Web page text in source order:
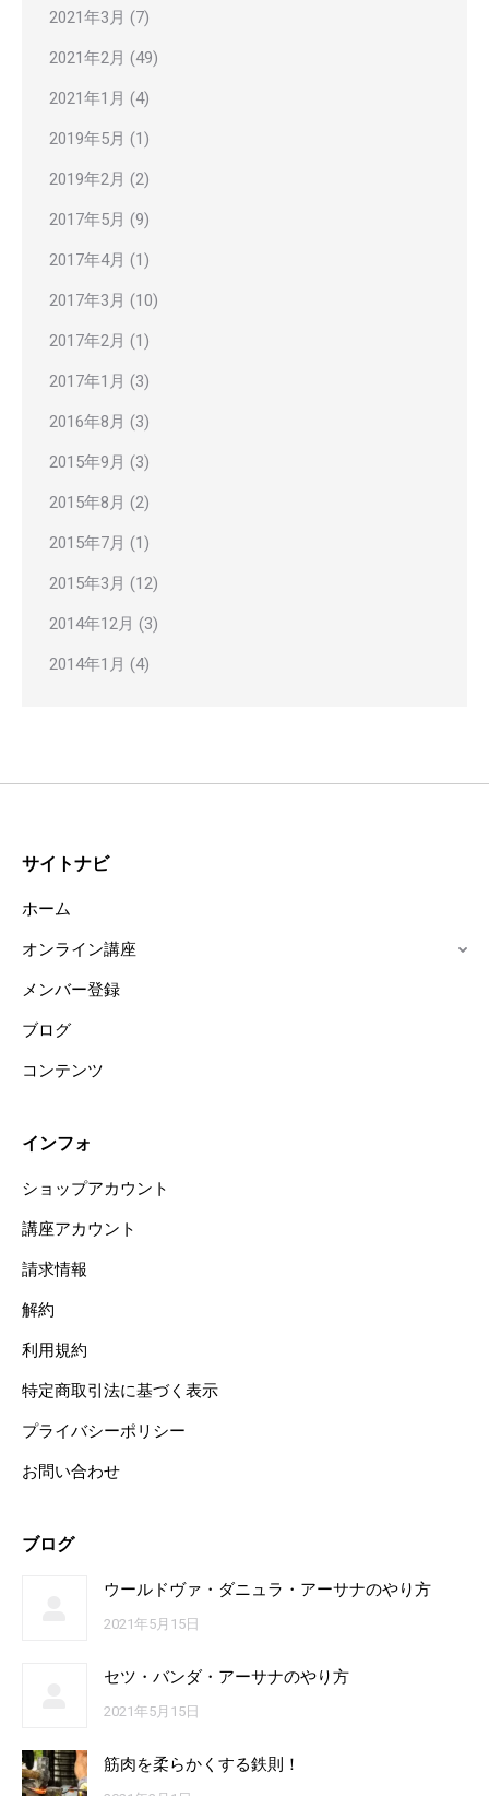
2021年3月 (7)
2021年2月 (49)
2021年1月 (4)
2019年5月 (1)
2019年2月 (2)
2017年5月 (9)
2017年4月 (1)
2017年3月 (10)
2017年2月 (1)
2017年1月 (3)
2016年8月 (3)
2015年9月 (3)
2015年8月 (2)
2015年7月 (1)
2015年3月 (12)
2014年12月 (3)
2014年1月 (4)
サイトナビ
ホーム
オンライン講座
メンバー登録
ブログ
コンテンツ
インフォ
ショップアカウント
講座アカウント
請求情報
解約
利用規約
特定商取引法に基づく表示
プライバシーポリシー
お問い合わせ
ブログ
ウールドヴァ・ダニュラ・アーサナのやり方
2021年5月15日
セツ・バンダ・アーサナのやり方
2021年5月15日
筋肉を柔らかくする鉄則！